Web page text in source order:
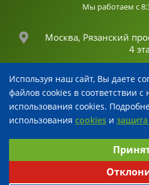
Мы работаем с
Москва, Рязанский
4
© 2026 Все права
Разработка и
Используя наш сайт, Вы даете
файлов cookies в соответствии
использования cookies.
использования cookies и